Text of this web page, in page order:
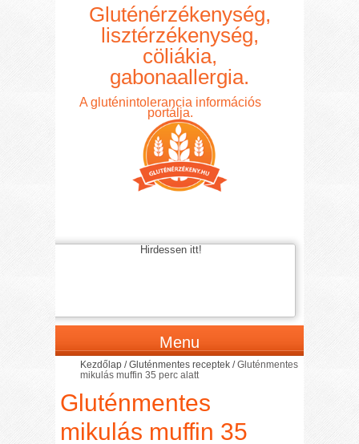
Gluténérzékenység,
lisztérzékenység,
cöliákia,
gabonaallergia.
A gluténintolerancia információs
portálja.
Hirdessen itt!
Menu
Kezdőlap /Gluténmentes receptek /Gluténmentes
mikulás muffin 35 perc alatt
Gluténmentes
mikulás muffin 35